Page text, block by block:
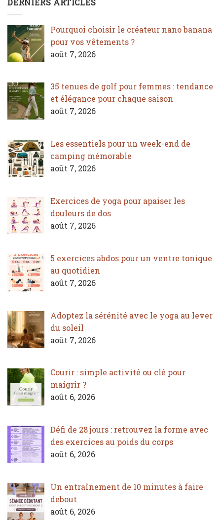
DERNIERS ARTICLES
Pourquoi choisir le créateur nano banana
pour vos vêtements ?
août 7, 2026
35 tenues de golf pour femmes : tendance
et élégance pour chaque saison
août 7, 2026
Les essentiels pour un week-end de
camping mémorable
août 7, 2026
Exercices de yoga pour apaiser les
douleurs de dos
août 7, 2026
5 exercices abdos pour un ventre tonique
au quotidien
août 7, 2026
Adoptez la sérénité avec le yoga au lever
du soleil
août 7, 2026
Courir : simple activité ou clé pour
maigrir ?
août 6, 2026
Défi de 28 jours : retrouvez la forme avec
des exercices au poids du corps
août 6, 2026
Un entraînement de 10 minutes à faire
debout
août 6, 2026